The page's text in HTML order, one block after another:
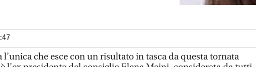
l’unica che esce con un risultato in tasca da questa tornata